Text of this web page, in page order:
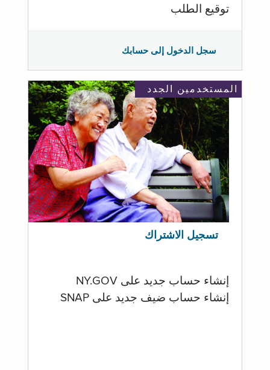
توقيع الطلب
سجل الدخول إلى حسابك
المستخدمين الجدد
تسجيل الاشتراك
إنشاء حساب جديد على NY.GOV
إنشاء حساب ضيف جديد على SNAP